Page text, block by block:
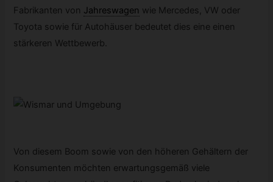
Fabrikanten von Jahreswagen wie Mercedes, VW oder
Toyota sowie für Autohäuser bedeutet dies eine einen
stärkeren Wettbewerb.
Von diesem Boom sowie von den höheren Gehältern der
Konsumenten möchten erwartungsgemäß viele